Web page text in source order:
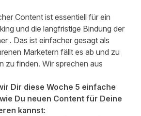
Content ist essentiell für ein
und die langfristige Bindung der
. Das ist einfacher gesagt als
Marketern fällt es ab und zu
zu finden. Wir sprechen aus
Dir diese Woche 5 einfache
Du neuen Content für Deine
kannst: